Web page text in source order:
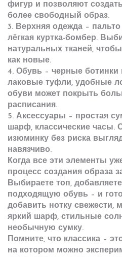
фигур и позволяют создать
более свободный образ.
3. Верхняя одежда –
лёгкая куртка-бомбер.
натуральных тканей,
как новые.
4. Обувь – черные ботинки
лаковые туфли, удобные
обуви может покрыть
расписания.
5. Аксессуары – простая
шарф, классические часы.
изюминку без риска
навязчиво.
Когда все эти элементы
процесс создания образа
Выбираете топ,
подходящую обувь – и
добавить нотку свежести,
яркий шарф, стильные
необычную сумку.
Помните, что классика –
на котором можно